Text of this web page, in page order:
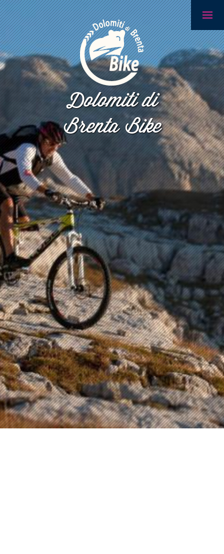
Dolomiti di
Brenta Bike